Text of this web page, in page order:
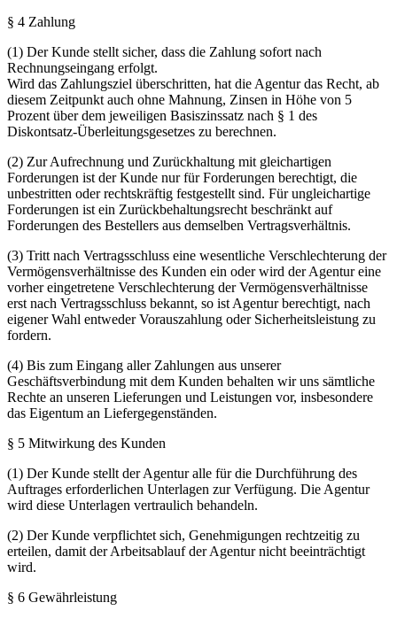
§ 4 Zahlung
(1) Der Kunde stellt sicher, dass die Zahlung sofort nach
Rechnungseingang erfolgt.
Wird das Zahlungsziel überschritten, hat die Agentur das Recht, ab
diesem Zeitpunkt auch ohne Mahnung, Zinsen in Höhe von 5
Prozent über dem jeweiligen Basiszinssatz nach § 1 des
Diskontsatz-Überleitungsgesetzes zu berechnen.
(2) Zur Aufrechnung und Zurückhaltung mit gleichartigen
Forderungen ist der Kunde nur für Forderungen berechtigt, die
unbestritten oder rechtskräftig festgestellt sind. Für ungleichartige
Forderungen ist ein Zurückbehaltungsrecht beschränkt auf
Forderungen des Bestellers aus demselben Vertragsverhältnis.
(3) Tritt nach Vertragsschluss eine wesentliche Verschlechterung der
Vermögensverhältnisse des Kunden ein oder wird der Agentur eine
vorher eingetretene Verschlechterung der Vermögensverhältnisse
erst nach Vertragsschluss bekannt, so ist Agentur berechtigt, nach
eigener Wahl entweder Vorauszahlung oder Sicherheitsleistung zu
fordern.
(4) Bis zum Eingang aller Zahlungen aus unserer
Geschäftsverbindung mit dem Kunden behalten wir uns sämtliche
Rechte an unseren Lieferungen und Leistungen vor, insbesondere
das Eigentum an Liefergegenständen.
§ 5 Mitwirkung des Kunden
(1) Der Kunde stellt der Agentur alle für die Durchführung des
Auftrages erforderlichen Unterlagen zur Verfügung. Die Agentur
wird diese Unterlagen vertraulich behandeln.
(2) Der Kunde verpflichtet sich, Genehmigungen rechtzeitig zu
erteilen, damit der Arbeitsablauf der Agentur nicht beeinträchtigt
wird.
§ 6 Gewährleistung